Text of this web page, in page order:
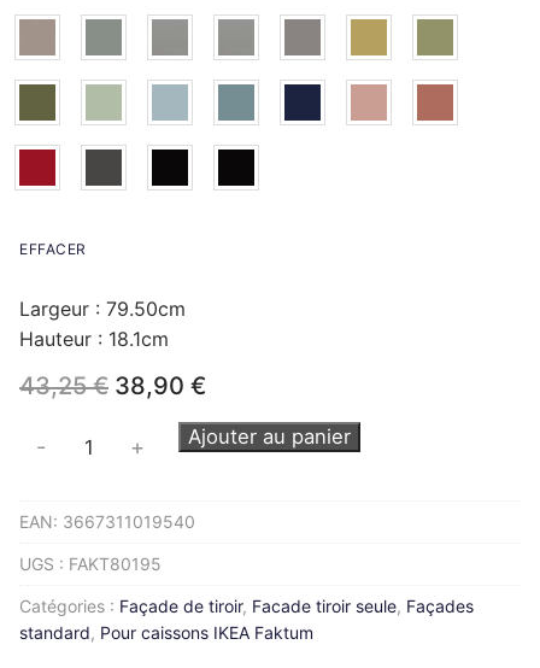
EFFACER
Largeur : 79.50cm
Hauteur : 18.1cm
43,25€ Le
prix
était :
38,90 €
actuel
est :
quantité
de
tiroir
L80H19cm
- + Ajouter au panier
EAN: 3667311019540
UGS : FAKT80195
Catégories : Façade de tiroir, Facade tiroir seule, Façades
standard, Pour caissons IKEA Faktum